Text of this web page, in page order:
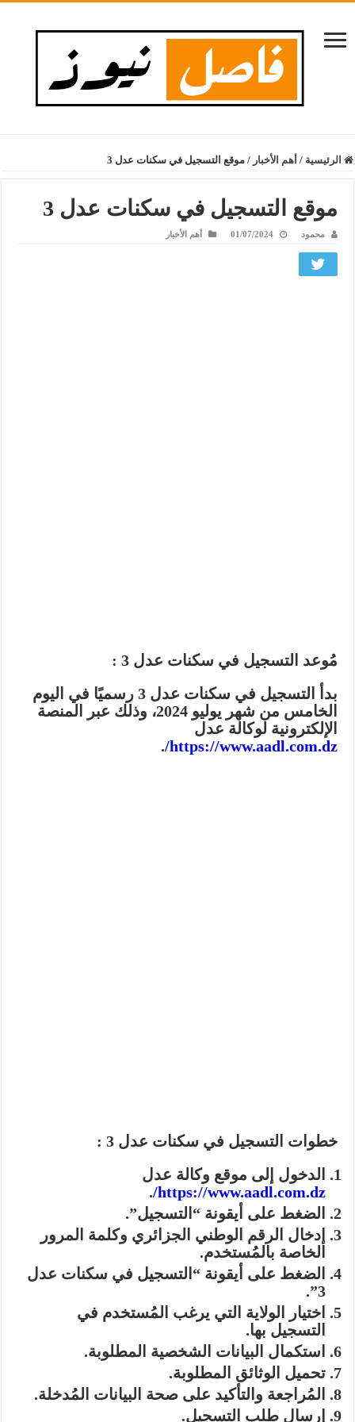
الرئيسية / أهم الأخبار / موقع التسجيل في سكنات عدل 3
موقع التسجيل في سكنات عدل 3
محمود 01/07/2024 أهم الأخبار
مُوعد التسجيل في سكنات عدل 3 :
بدأ التسجيل في سكنات عدل 3 رسميًا في اليوم
الخامس من شهر يوليو 2024،
وذلك عبر المنصة
الإلكترونية لوكالة عدل
https://www.aadl.com.dz/
.
خطوات التسجيل في سكنات عدل 3 :
الدخول إلى موقع وكالة عدل
https://www.aadl.com.dz/
.
الضغط على أيقونة “التسجيل”.
إدخال الرقم الوطني الجزائري وكلمة المرور
الخاصة بالمُستخدم.
الضغط على أيقونة “التسجيل في سكنات عدل
3”.
اختيار الولاية التي يرغب المُستخدم في
التسجيل بها.
استكمال البيانات الشخصية المطلوبة.
تحميل الوثائق المطلوبة.
المُراجعة والتأكيد على صحة البيانات المُدخلة.
إرسال طلب التسجيل.